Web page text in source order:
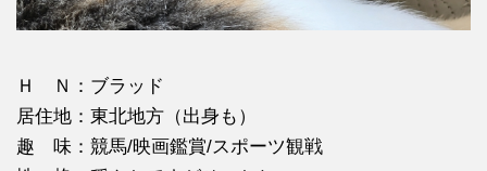
Ｈ Ｎ：ブラッド
居住地：東北地方（出身も）
趣 味：競馬/映画鑑賞/スポーツ観戦